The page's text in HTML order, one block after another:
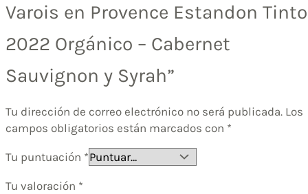
Varois en Provence Estandon Tinto
2022 Orgánico – Cabernet
Sauvignon y Syrah”
Tu dirección de correo electrónico no será publicada. Los
campos obligatorios están marcados con *
Tu puntuación *
Tu valoración *